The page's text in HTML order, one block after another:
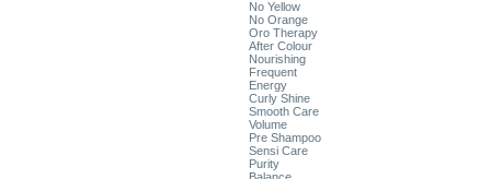
No Yellow
No Orange
Oro Therapy
After Colour
Nourishing
Frequent
Energy
Curly Shine
Smooth Care
Volume
Pre Shampoo
Sensi Care
Purity